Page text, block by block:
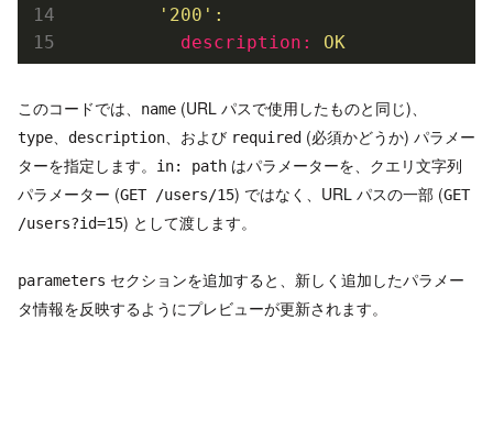
'200' :
          description:
OK
このコードでは、 name (URL パスで使用したものと同じ)、
type、 description、および required (必須かどうか) パラメー
ターを指定します。
in: path はパラメーターを、クエリ文字列
パラメーター (GET /users/15) ではなく、URL パスの一部 (GET
/users?id=15) として渡します。
parameters セクションを追加すると、新しく追加したパラメー
タ情報を反映するようにプレビューが更新されます。